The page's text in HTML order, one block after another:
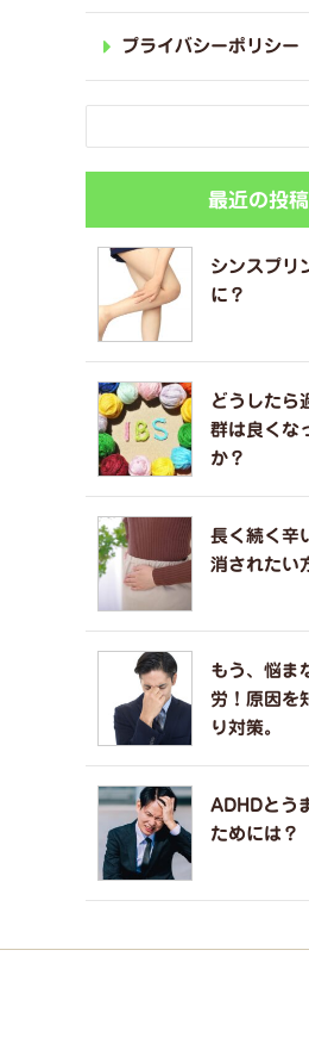
プライバシーポリシー
最近の投稿
シンスプリ
に？
どうしたら
群は良くな
か？
長く続く辛
消されたい
もう、悩ま
労！原因を
り対策。
ADHDとう
ためには？